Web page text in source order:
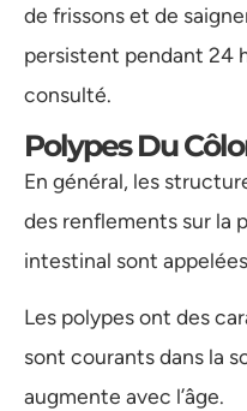
de frissons et de
persistent pendant 24
consulté.
Polypes Du
En général, les
des renflements sur la
intestinal sont
Les polypes ont des
sont courants dans la
augmente avec l’âge.